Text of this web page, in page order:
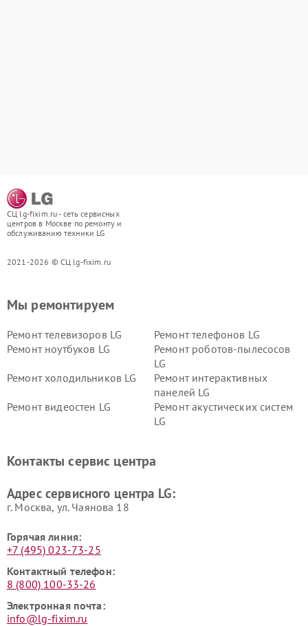
СЦ lg-fixim.ru - сеть сервисных
центров в Москве по ремонту и
обслуживанию техники LG
2021-2026 © СЦ lg-fixim.ru
Мы ремонтируем
Ремонт телевизоров LG
Ремонт телефонов LG
Ремонт ноутбуков LG
Ремонт роботов-пылесосов
LG
Ремонт холодильников LG
Ремонт интерактивных
панелей LG
Ремонт видеостен LG
Ремонт акустических систем
LG
Ремонт морозильных камер
Ремонт вертикальных
Контакты сервис центра
Адрес сервисного центра LG:
г. Москва, ул. Чаянова 18
Горячая линия:
+7 (495) 023-73-25
Контактный телефон:
8 (800) 100-33-26
Электронная почта:
info@lg-fixim.ru